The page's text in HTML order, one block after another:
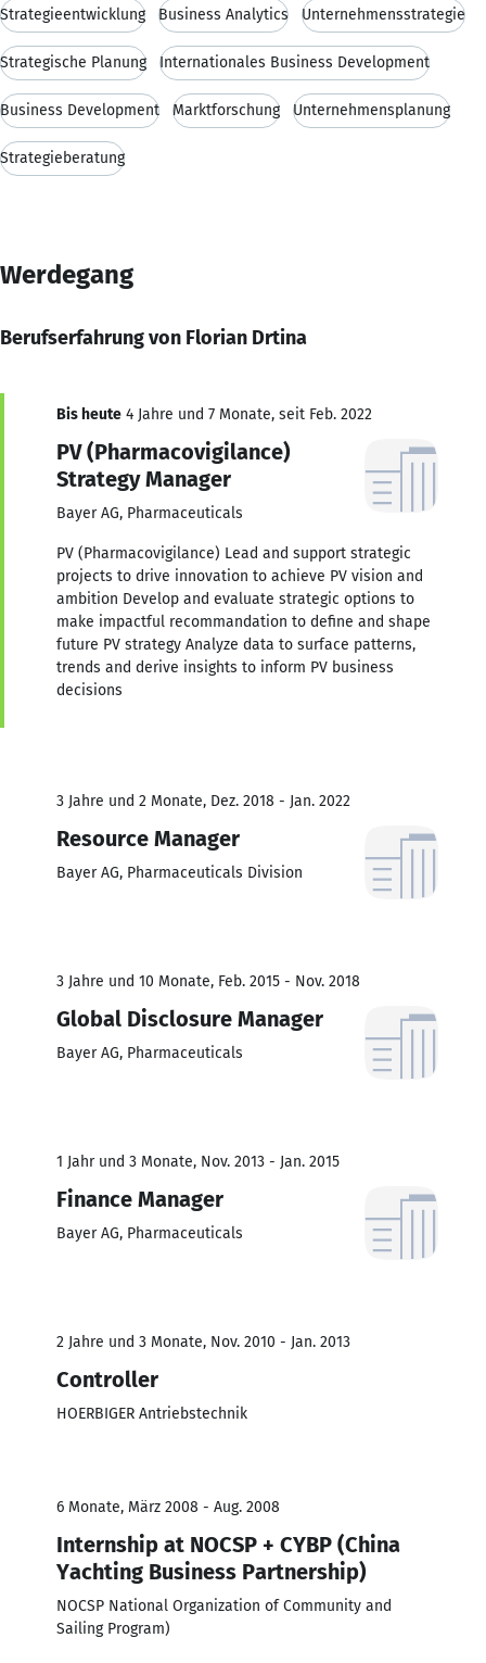
Strategieentwicklung Business Analytics Unternehmensstrategie
Strategische Planung Internationales Business Development
Business Development Marktforschung Unternehmensplanung
Strategieberatung
Werdegang
Berufserfahrung von Florian Drtina
Bis heute 4 Jahre und 7 Monate, seit Feb. 2022
PV (Pharmacovigilance)
Strategy Manager
Bayer AG, Pharmaceuticals
PV (Pharmacovigilance) Lead and support strategic
projects to drive innovation to achieve PV vision and
ambition Develop and evaluate strategic options to
make impactful recommandation to define and shape
future PV strategy Analyze data to surface patterns,
trends and derive insights to inform PV business
decisions
3 Jahre und 2 Monate, Dez. 2018 - Jan. 2022
Resource Manager
Bayer AG, Pharmaceuticals Division
3 Jahre und 10 Monate, Feb. 2015 - Nov. 2018
Global Disclosure Manager
Bayer AG, Pharmaceuticals
1 Jahr und 3 Monate, Nov. 2013 - Jan. 2015
Finance Manager
Bayer AG, Pharmaceuticals
2 Jahre und 3 Monate, Nov. 2010 - Jan. 2013
Controller
HOERBIGER Antriebstechnik
6 Monate, März 2008 - Aug. 2008
Internship at NOCSP + CYBP (China
Yachting Business Partnership)
NOCSP National Organization of Community and
Sailing Program)